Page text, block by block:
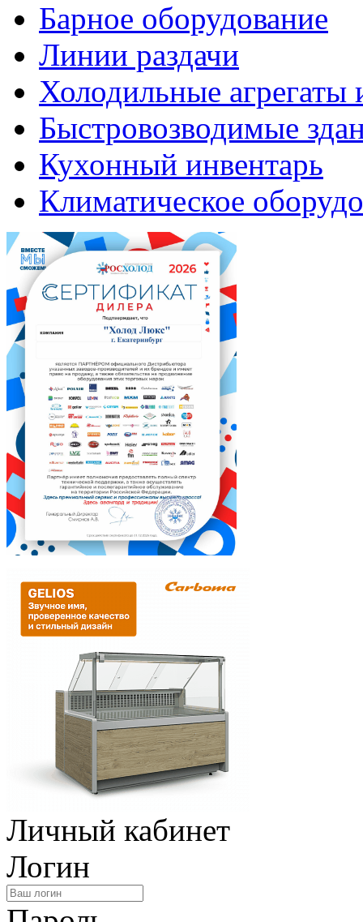
Барное оборудование
Линии раздачи
Холодильные агрегаты
Быстровозводимые
Кухонный инвентарь
Климатическое
Личный кабинет
Логин